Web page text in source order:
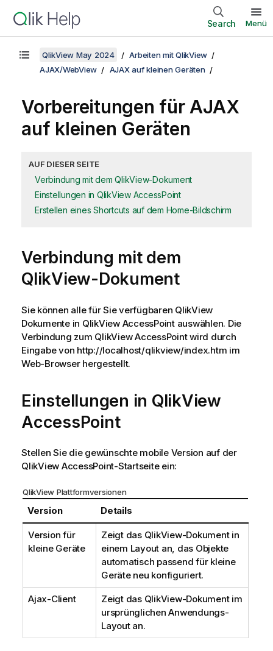
Search Menü
QlikView May 2024
Arbeiten mit QlikView
AJAX/WebView
AJAX auf kleinen Geräten
Vorbereitungen für AJAX
auf kleinen Geräten
AUF DIESER SEITE
Verbindung mit dem QlikView-Dokument
Einstellungen in QlikView AccessPoint
Erstellen eines Shortcuts auf dem Home-Bildschirm
Verbindung mit dem
QlikView-Dokument
Sie können alle für Sie verfügbaren QlikView
Dokumente in QlikView AccessPointauswählen. Die
Verbindung zum QlikView AccessPoint wird durch
Eingabe von http://localhost/qlikview/index.htm im
Web-Browser hergestellt.
Einstellungen in QlikView
AccessPoint
Stellen Sie die gewünschte mobile Version auf der
QlikView AccessPoint-Startseite ein:
QlikView Plattformversionen
Version Details
Version für
kleine Geräte
Zeigt das QlikView-Dokument in
einem Layout an, das Objekte
automatisch passend für kleine
Geräte neu konfiguriert.
Ajax-Client
Zeigt das QlikView-Dokument im
ursprünglichen Anwendungs-
Layout an.